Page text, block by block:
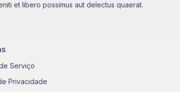
et libero possimus aut delectus quaerat.
Serviço
Privacidade